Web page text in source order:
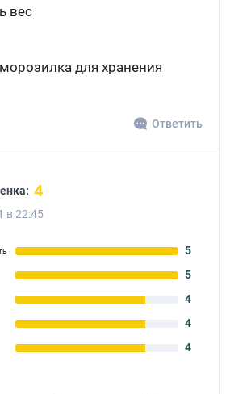
вес
для хранения
Ответить
4
в 22:45
5
5
4
4
4